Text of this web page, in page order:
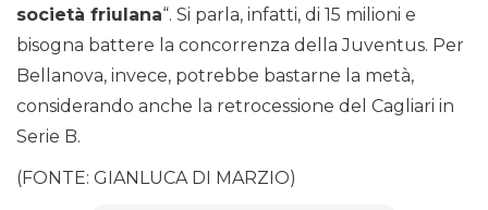
società friulana“. Si parla, infatti, di 15 milioni e
bisogna battere la concorrenza della Juventus. Per
Bellanova, invece, potrebbe bastarne la metà,
considerando anche la retrocessione del Cagliari in
Serie B.
(FONTE: GIANLUCA DI MARZIO)